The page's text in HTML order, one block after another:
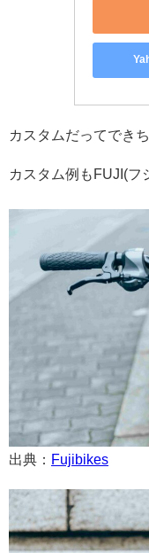
カスタムだってでき
カスタム例もFUJI(フ
出典： Fujibikes